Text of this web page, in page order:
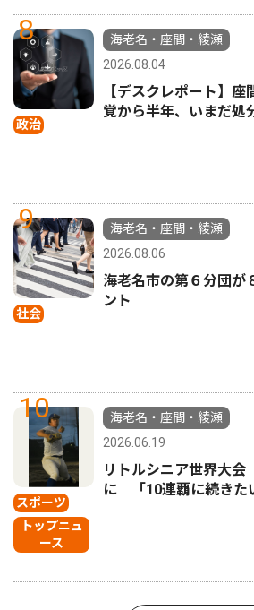
8
政治
海老名・座間・綾瀬
2026.08.04
【デスクレポート】
覚から半年、いまだ処
9
社会
海老名・座間・綾瀬
2026.08.06
海老名市の第６分団が
ント
10
スポーツ
トップニュ
ース
海老名・座間・綾瀬
2026.06.19
リトルシニア世界大
に 「10連覇に続きた